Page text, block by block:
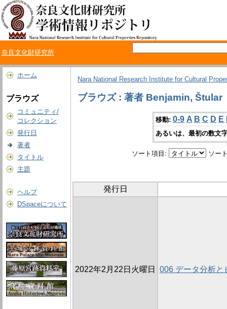
奈良文化財研究所
ホーム
ブラウズ
コミュニティ/
コレクション
発行日
著者
タイトル
主題
ヘルプ
DSpaceについて
Nara National Research Institute for Cultural
ブラウズ : 著者 Benjamin, Štular
移動: 0-9 A B C D E
あるいは、最初の数文
ソート項目: ソー
発行日
2022年2月22日火曜日 006 データ分析と